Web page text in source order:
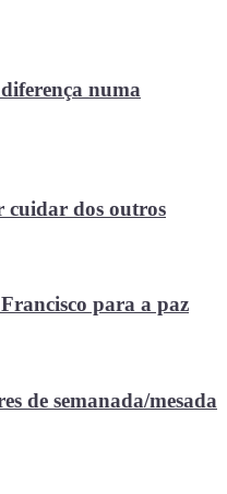
numa
cuidar dos outros
para a paz
de semanada/mesada